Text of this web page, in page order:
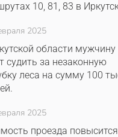
10, 81, 83 в
2025
области мужчину
судить за незаконную
леса на сумму 100
2025
проезда